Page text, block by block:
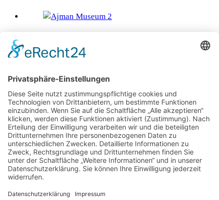
moderner Identität
Selangor – Das Tor zu Malaysia
Elf Tipps um den Herbst in Kärnten zu entdecken